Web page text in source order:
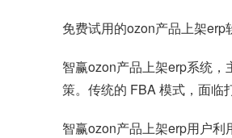
免费试用的ozon产品上架erp
智赢ozon产品上架erp系统
策。传统的 FBA 模式，面临
智赢ozon产品上架erp用户利